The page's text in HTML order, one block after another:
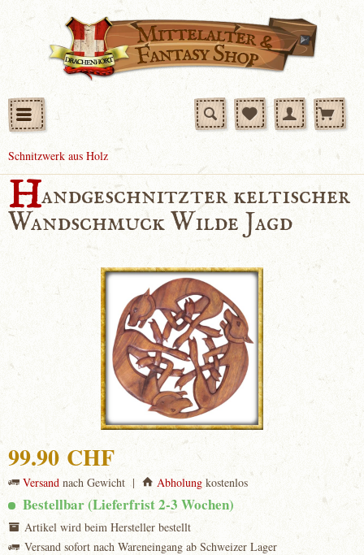
Schnitzwerk aus Holz
Handgeschnitzter keltischer
Wandschmuck Wilde Jagd
99.90 CHF
Versand nach Gewicht | Abholungkostenlos
Bestellbar (Lieferfrist 2-3 Wochen)
Artikel wird beim Hersteller bestellt
Versand sofort nach Wareneingang ab Schweizer Lager